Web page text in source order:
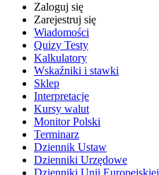
Zaloguj się
Zarejestruj się
Wiadomości
Quizy Testy
Kalkulatory
Wskaźniki i stawki
Sklep
Interpretacje
Kursy walut
Monitor Polski
Terminarz
Dziennik Ustaw
Dzienniki Urzędowe
Dzienniki Unii Europejskiej